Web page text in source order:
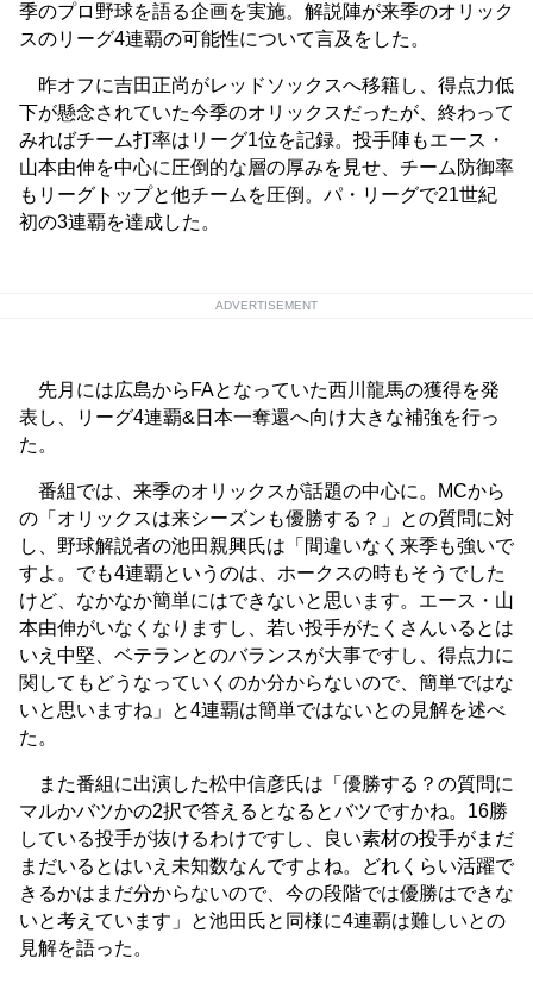
季のプロ野球を語る企画を実施。解説陣が来季のオリック
スのリーグ4連覇の可能性について言及をした。
昨オフに吉田正尚がレッドソックスへ移籍し、得点力低
下が懸念されていた今季のオリックスだったが、終わって
みればチーム打率はリーグ1位を記録。投手陣もエース・
山本由伸を中心に圧倒的な層の厚みを見せ、チーム防御率
もリーグトップと他チームを圧倒。パ・リーグで21世紀
初の3連覇を達成した。
ADVERTISEMENT
先月には広島からFAとなっていた西川龍馬の獲得を発
表し、リーグ4連覇&日本一奪還へ向け大きな補強を行っ
た。
番組では、来季のオリックスが話題の中心に。MCから
の「オリックスは来シーズンも優勝する？」との質問に対
し、野球解説者の池田親興氏は「間違いなく来季も強いで
すよ。でも4連覇というのは、ホークスの時もそうでした
けど、なかなか簡単にはできないと思います。エース・山
本由伸がいなくなりますし、若い投手がたくさんいるとは
いえ中堅、ベテランとのバランスが大事ですし、得点力に
関してもどうなっていくのか分からないので、簡単ではな
いと思いますね」と4連覇は簡単ではないとの見解を述べ
た。
また番組に出演した松中信彦氏は「優勝する？の質問に
マルかバツかの2択で答えるとなるとバツですかね。16勝
している投手が抜けるわけですし、良い素材の投手がまだ
まだいるとはいえ未知数なんですよね。どれくらい活躍で
きるかはまだ分からないので、今の段階では優勝はできな
いと考えています」と池田氏と同様に4連覇は難しいとの
見解を語った。